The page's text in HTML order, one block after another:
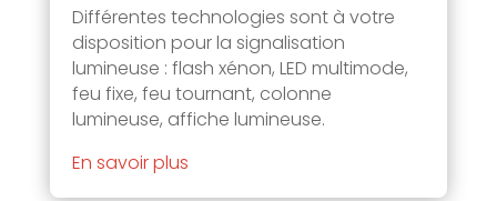
Différentes technologies sont à votre
disposition pour la signalisation
lumineuse : flash xénon, LED multimode,
feu fixe, feu tournant, colonne
lumineuse, affiche lumineuse.
En savoir plus